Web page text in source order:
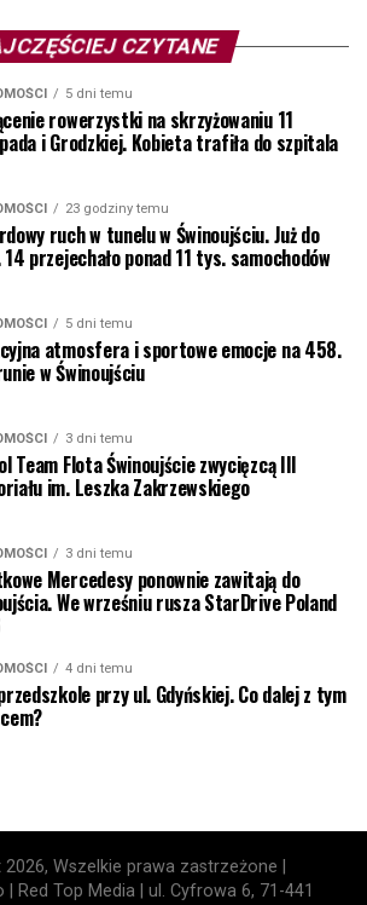
CZYTANE
5 dni temu
rowerzystki na skrzyżowaniu 11
i Grodzkiej. Kobieta trafiła do szpitala
23 godziny temu
ruch w tunelu w Świnoujściu. Już do
14 przejechało ponad 11 tys. samochodów
5 dni temu
atmosfera i sportowe emocje na 458.
w Świnoujściu
3 dni temu
Team Flota Świnoujście zwycięzcą III
im. Leszka Zakrzewskiego
3 dni temu
Mercedesy ponownie zawitają do
We wrześniu rusza StarDrive Poland
4 dni temu
przy ul. Gdyńskiej. Co dalej z tym
Wszelkie prawa zastrzeżone |
Red Top Media | ul. Cyfrowa 6, 71-441